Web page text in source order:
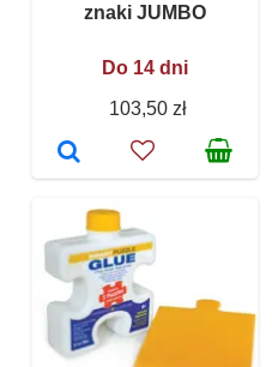
znaki JUMBO
Do 14 dni
103,50 zł